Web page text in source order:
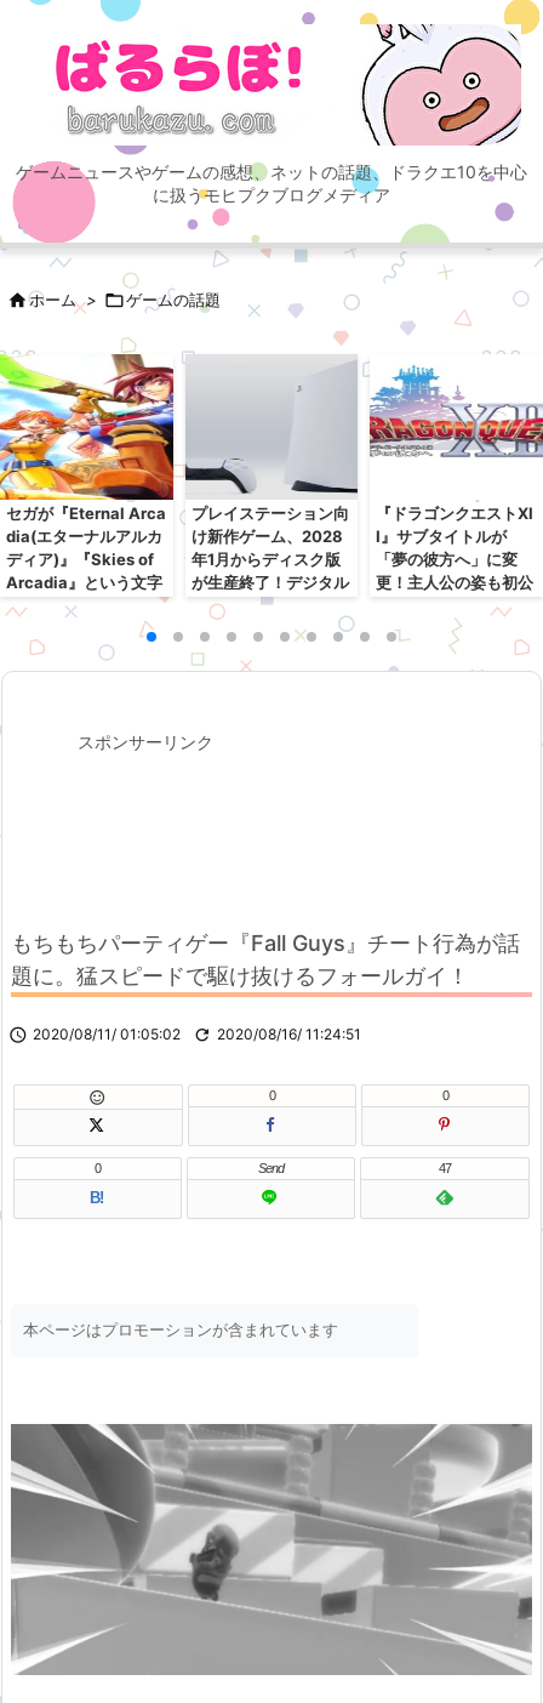
ゲームニュースやゲームの感想、ネットの話題、ドラクエ10を中心
に扱うモヒプクブログメディア
ホーム > ゲームの話題
セガが『Eternal Arca
dia(エターナルアルカ
ディア)』『Skies of
Arcadia』という文字
列を商標出願！何か動
きがあったりする？
プレイステーション向
け新作ゲーム、2028
年1月からディスク版
が生産終了！デジタル
に完全移行へ
『ドラゴンクエストXI
I』サブタイトルが
「夢の彼方へ」に変
更！主人公の姿も初公
スポンサーリンク
もちもちパーティゲー『Fall Guys』チート行為が話
題に。猛スピードで駆け抜けるフォールガイ！
 2020/08/11/ 01:05:02  2020/08/16/ 11:24:51
 0 0
B!
0 Send 47
本ページはプロモーションが含まれています